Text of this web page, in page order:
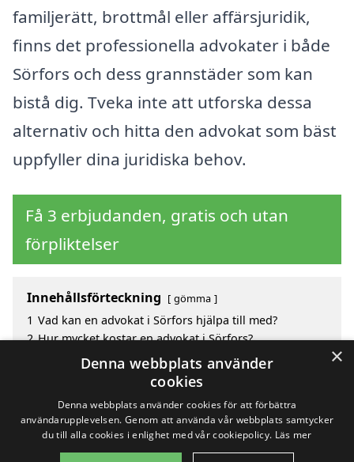
familjerätt, brottmål eller affärsjuridik,
finns det professionella advokater i både
Sörfors och dess grannstäder som kan
bistå dig. Tveka inte att utforska dessa
alternativ och hitta den advokat som bäst
uppfyller dina juridiska behov.
Få 3 erbjudanden, gratis och utan
förpliktelser
Innehållsförteckning gömma
1 Vad kan en advokat i Sörfors hjälpa till med?
2 Hur mycket kostar en advokat i Sörfors?
Fördelar med att välja advokat i Sörfors
Sök efter en skicklig advokat i de omgivande
×
Denna webbplats använder
cookies
Denna webbplats använder cookies för att förbättra
användarupplevelsen. Genom att använda vår webbplats samtycker
du till alla cookies i enlighet med vår cookiepolicy. Läs mer